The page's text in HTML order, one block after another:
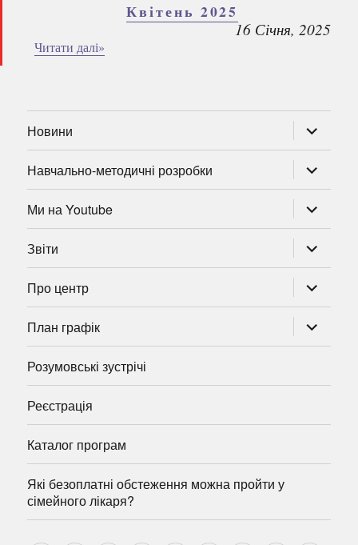
Квітень 2025
16 Січня, 2025
Читати далі»
Новини
підменю
Навчально-методичні розробки
підменю
Ми на Youtube
підменю
Звіти
підменю
Про центр
підменю
План графік
підменю
Розумовські зустрічі
Реєстрація
Каталог програм
Які безоплатні обстеження можна пройти у
сімейного лікаря?